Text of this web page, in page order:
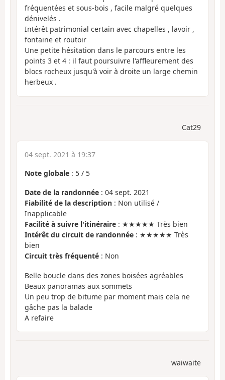
fréquentées et sous-bois , facile malgré quelques
dénivelés .
Intérêt patrimonial certain avec chapelles , lavoir ,
fontaine et routoir
Une petite hésitation dans le parcours entre les
points 3 et 4 : il faut poursuivre l'affleurement des
blocs rocheux jusqu'à voir à droite un large chemin
herbeux .
Cat29
04 sept. 2021 à 19:37
Note globale : 5 / 5
Date de la randonnée : 04 sept. 2021
Fiabilité de la description : Non utilisé /
Inapplicable
Facilité à suivre l'itinéraire : ★★★★★ Très bien
Intérêt du circuit de randonnée : ★★★★★ Très
bien
Circuit très fréquenté : Non
Belle boucle dans des zones boisées agréables
Beaux panoramas aux sommets
Un peu trop de bitume par moment mais cela ne
gâche pas la balade
A refaire
waiwaite